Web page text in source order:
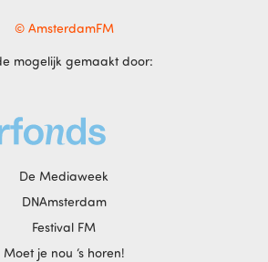
© AmsterdamFM
mogelijk gemaakt door:
De Mediaweek
DNAmsterdam
Festival FM
Moet je nou ‘s horen!